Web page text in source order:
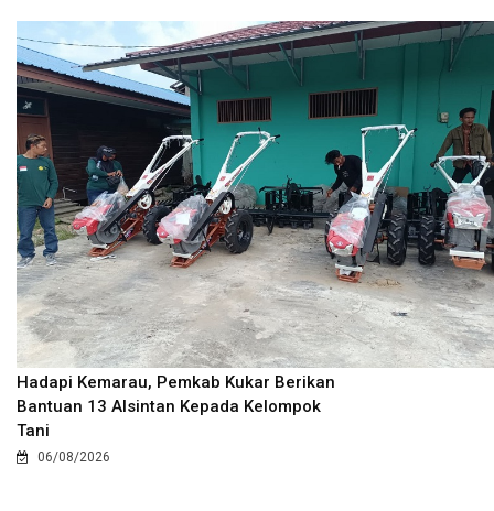
Hadapi Kemarau, Pemkab Kukar Berikan
Bantuan 13 Alsintan Kepada Kelompok
Tani
06/08/2026